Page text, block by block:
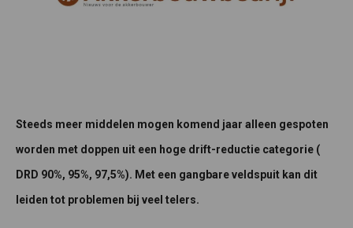
Steeds meer middelen mogen komend jaar alleen gespoten
worden met doppen uit een hoge drift-reductie categorie (
DRD 90%, 95%, 97,5%). Met een gangbare veldspuit kan dit
leiden tot problemen bij veel telers.